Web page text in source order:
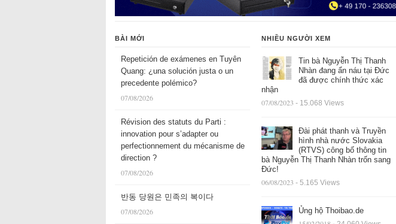
BÀI MỚI
Repetición de exámenes en Tuyên
Quang: ¿una solución justa o un
precedente polémico?
07/08/2026
Révision des statuts du Parti :
innovation pour s’adapter ou
perfectionnement du mécanisme de
direction ?
07/08/2026
반동 당원은 민족의 복이다
07/08/2026
NHIỀU NGƯỜI XEM
Tin bà Nguyễn Thị Thanh
Nhàn đang ẩn náu tại Đức
đã được chính thức xác
nhận
07/08/2023 - 15.068 Views
Đài phát thanh và Truyền
hình nhà nước Slovakia
(RTVS) công bố thông tin
bà Nguyễn Thị Thanh Nhàn trốn sang
Đức!
06/08/2023 - 5.165 Views
Ủng hộ Thoibao.de